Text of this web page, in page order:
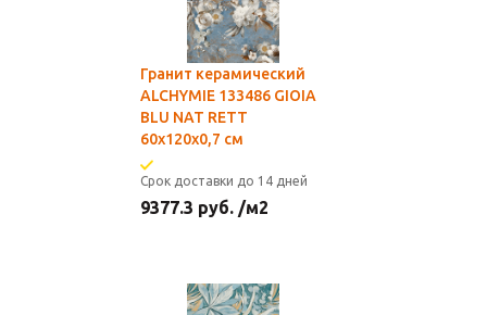
Гранит керамический
ALCHYMIE 133486 GIOIA
BLU NAT RETT
60x120x0,7 см
Срок доставки до 14 дней
9377.3 руб. /м2